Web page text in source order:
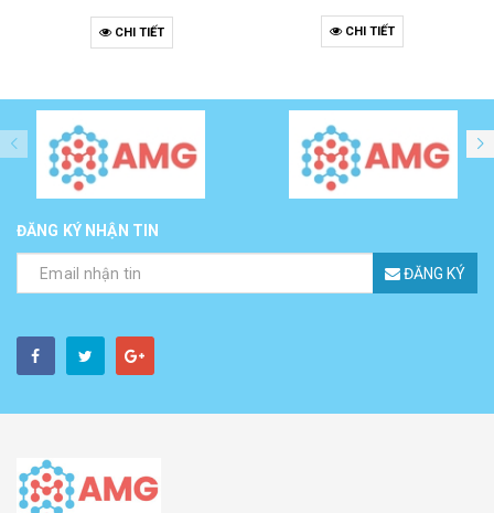
CHI TIẾT CHI TIẾT
ĐĂNG KÝ NHẬN TIN
ĐĂNG KÝ